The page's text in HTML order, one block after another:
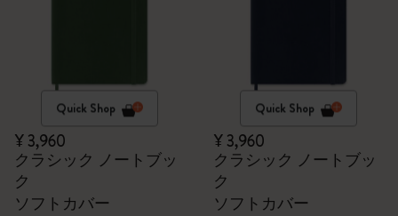
Quick Shop
¥ 3,960
クラシック ノートブッ
ク
ソフトカバー
Quick Shop
¥ 3,960
クラシック ノートブッ
ク
ソフトカバー